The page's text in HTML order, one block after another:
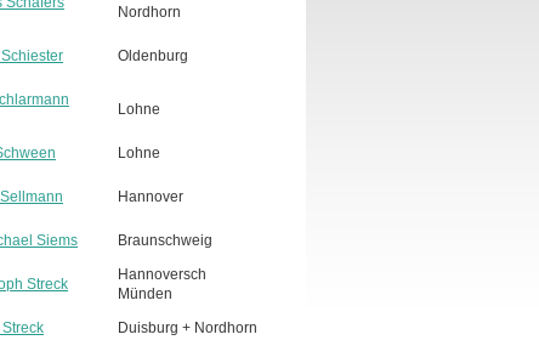
Nordhorn
Oldenburg
Lohne
Lohne
Hannover
Siems Braunschweig
Streck
Hannoversch
Münden
Streck Duisburg + Nordhorn